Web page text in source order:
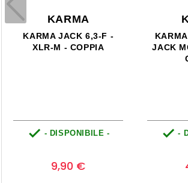
KARMA
KARMA XLR-F - RCA-F -
COPPIA
 - DISPONIBILE -
9,90 €
KARMA
 -